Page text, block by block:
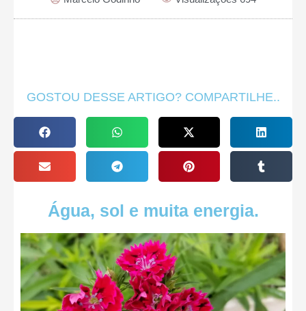
GOSTOU DESSE ARTIGO? COMPARTILHE..
Água, sol e muita energia.